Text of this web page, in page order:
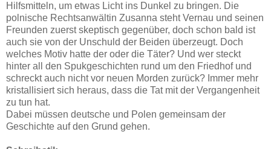
Hilfsmitteln, um etwas Licht ins Dunkel zu bringen. Die
polnische Rechtsanwältin Zusanna steht Vernau und seinen
Freunden zuerst skeptisch gegenüber, doch schon bald ist
auch sie von der Unschuld der Beiden überzeugt. Doch
welches Motiv hatte der oder die Täter? Und wer steckt
hinter all den Spukgeschichten rund um den Friedhof und
schreckt auch nicht vor neuen Morden zurück? Immer mehr
kristallisiert sich heraus, dass die Tat mit der Vergangenheit
zu tun hat.
Dabei müssen deutsche und Polen gemeinsam der
Geschichte auf den Grund gehen.